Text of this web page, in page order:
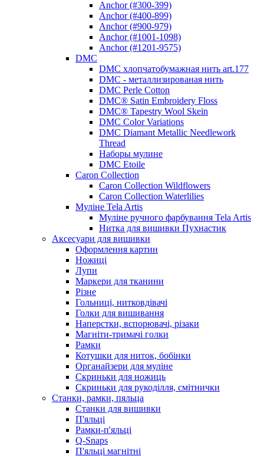
Anchor (#300-399)
Anchor (#400-899)
Anchor (#900-979)
Anchor (#1001-1098)
Anchor (#1201-9575)
DMC
DMC хлопчатобумажная нить art.177
DMC - металлизированая нить
DMC Perle Cotton
DMC® Satin Embroidery Floss
DMC® Tapestry Wool Skein
DMC Color Variations
DMC Diamant Metallic Needlework
Thread
Наборы мулине
DMC Etoile
Caron Collection
Caron Collection Wildflowers
Caron Collection Waterlilies
Муліне Tela Artis
Муліне ручного фарбування Tela Artis
Нитка для вишивки Пухнастик
Аксесуари для вишивки
Оформлення картин
Ножиці
Лупи
Маркери для тканини
Різне
Гольниці, нитковдівачі
Голки для вишивання
Наперстки, вспорювачі, різаки
Магніти-тримачі голки
Рамки
Котушки для ниток, бобінки
Органайзери для муліне
Скриньки для ножиць
Скриньки для рукоділля, смітнички
Станки, рамки, пяльца
Станки для вишивки
П'яльці
Рамки-п'яльці
Q-Snaps
П'яльці магнітні